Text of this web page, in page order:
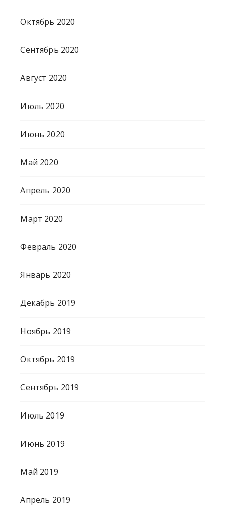
Октябрь 2020
Сентябрь 2020
Август 2020
Июль 2020
Июнь 2020
Май 2020
Апрель 2020
Март 2020
Февраль 2020
Январь 2020
Декабрь 2019
Ноябрь 2019
Октябрь 2019
Сентябрь 2019
Июль 2019
Июнь 2019
Май 2019
Апрель 2019